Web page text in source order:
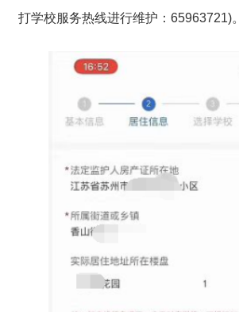
打学校服务热线进行维护：65963721)。